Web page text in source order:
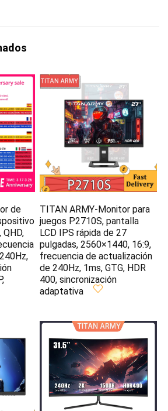
de
TITAN ARMY-Monitor para
juegos P2710S, pantalla
LCD IPS rápida de 27
pulgadas, 2560×1440, 16:9,
frecuencia de actualización
de 240Hz, 1ms, GTG, HDR
400, sincronización
adaptativa